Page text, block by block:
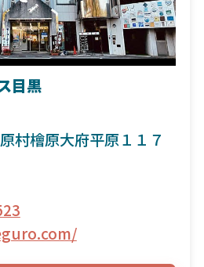
目黒
村檜原大府平原１１７